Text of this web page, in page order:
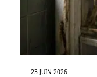
23 JUIN 2026